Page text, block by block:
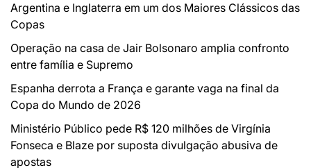
Argentina e Inglaterra em um dos Maiores Clássicos das
Copas
Operação na casa de Jair Bolsonaro amplia confronto
entre família e Supremo
Espanha derrota a França e garante vaga na final da
Copa do Mundo de 2026
Ministério Público pede R$ 120 milhões de Virgínia
Fonseca e Blaze por suposta divulgação abusiva de
apostas